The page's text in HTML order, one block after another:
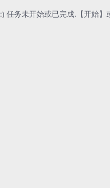
:) 任务未开始或已完成.【开始